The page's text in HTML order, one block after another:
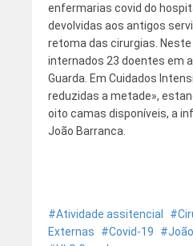
enfermarias covid do
devolvidas aos antigos
retoma das cirurgias.
internados 23 doentes em
Guarda. Em Cuidados
reduzidas a metade»,
oito camas disponíveis, a
João Barranca.
Atividade assitencial
Externas
Covid-19